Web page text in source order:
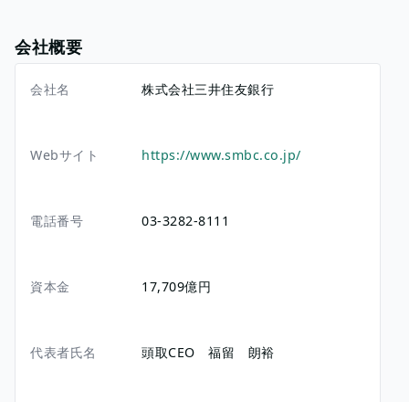
会社概要
会社名 株式会社三井住友銀行
Webサイト https://www.smbc.co.jp/
電話番号 03-3282-8111
資本金 17,709億円
代表者氏名 頭取CEO 福留 朗裕